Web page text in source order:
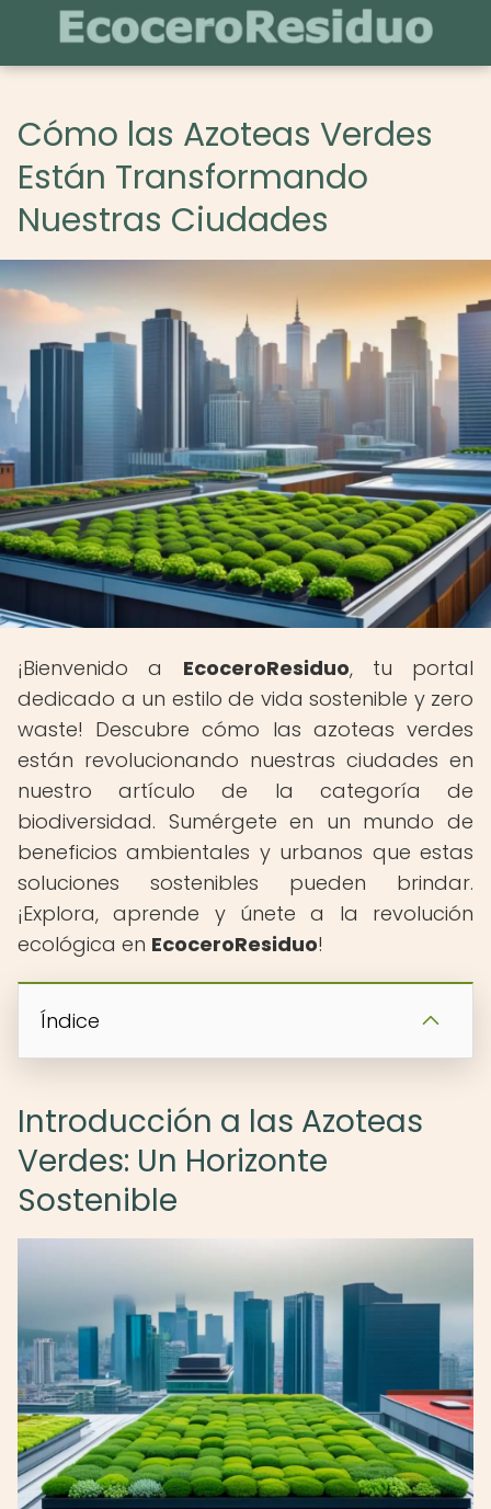
Cómo las Azoteas Verdes
Están Transformando
Nuestras Ciudades
¡Bienvenido a EcoceroResiduo, tu portal
dedicado a un estilo de vida sostenible y zero
waste! Descubre cómo las azoteas verdes
están revolucionando nuestras ciudades en
nuestro artículo de la categoría de
biodiversidad. Sumérgete en un mundo de
beneficios ambientales y urbanos que estas
soluciones sostenibles pueden brindar.
¡Explora, aprende y únete a la revolución
ecológica en EcoceroResiduo!
Índice
Introducción a las Azoteas
Verdes: Un Horizonte
Sostenible